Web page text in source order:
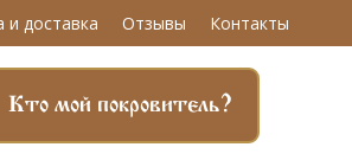
и доставка Отзывы Контакты
Кто мой покровитель?